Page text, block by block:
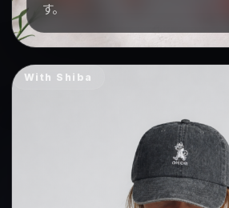
す。
With Shiba